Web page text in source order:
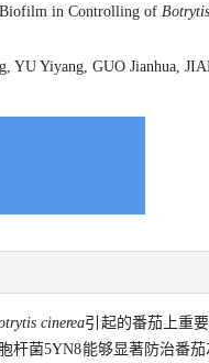
in Controlling of
YU Yiyang, GUO Jianhua,
cinerea引起的番茄上重
杆菌5YN8能够显著防治番